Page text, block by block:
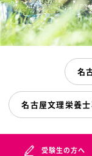
受験生の方へ
名
名古屋文理栄養